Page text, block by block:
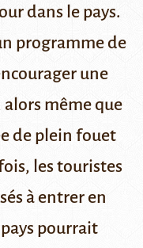
dans le pays.
programme de
une
même que
de plein fouet
les touristes
à entrer en
pourrait